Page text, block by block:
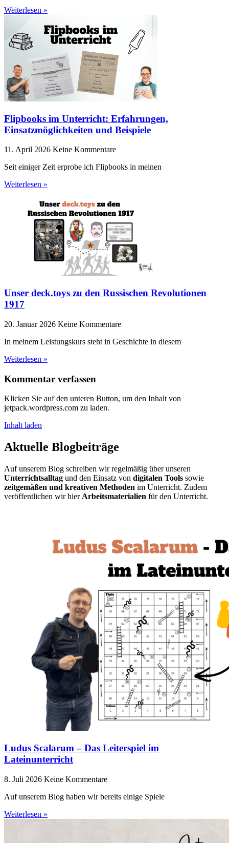
Weiterlesen »
Flipbooks im Unterricht: Erfahrungen,
Einsatzmöglichkeiten und Beispiele
11. April 2026 Keine Kommentare
Seit einiger Zeit erprobe ich Flipbooks in meinen
Weiterlesen »
Unser deck.toys zu den Russischen Revolutionen
1917
20. Januar 2026 Keine Kommentare
In meinem Leistungskurs steht in Geschichte in diesem
Weiterlesen »
Kommentar verfassen
Klicken Sie auf den unteren Button, um den Inhalt von
jetpack.wordpress.com zu laden.
Inhalt laden
Aktuelle Blogbeiträge
Auf unserem Blog schreiben wir regelmäßig über unseren
Unterrichtsalltag und den Einsatz von digitalen Tools sowie
zeitgemäßen und kreativen Methoden im Unterricht. Zudem
veröffentlichen wir hier Arbeitsmaterialien für den Unterricht.
Ludus Scalarum – Das Leiterspiel im
Lateinunterricht
8. Juli 2026 Keine Kommentare
Auf unserem Blog haben wir bereits einige Spiele
Weiterlesen »